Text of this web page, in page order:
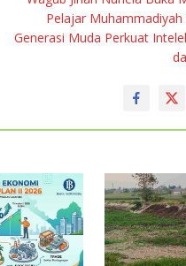
Pelajar
Generasi Muda Perkuat